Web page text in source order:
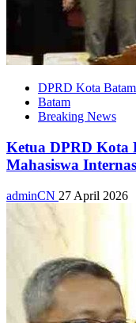
DPRD Kota Batam
Batam
Breaking News
Ketua DPRD Kota
Mahasiswa
adminCN 27 April 2026